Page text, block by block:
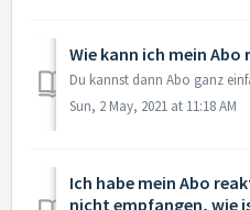
Wie kann ich mein Abo
Sun, 2 May, 2021 at 11:18 AM
Ich habe mein Abo
nicht empfangen, wie